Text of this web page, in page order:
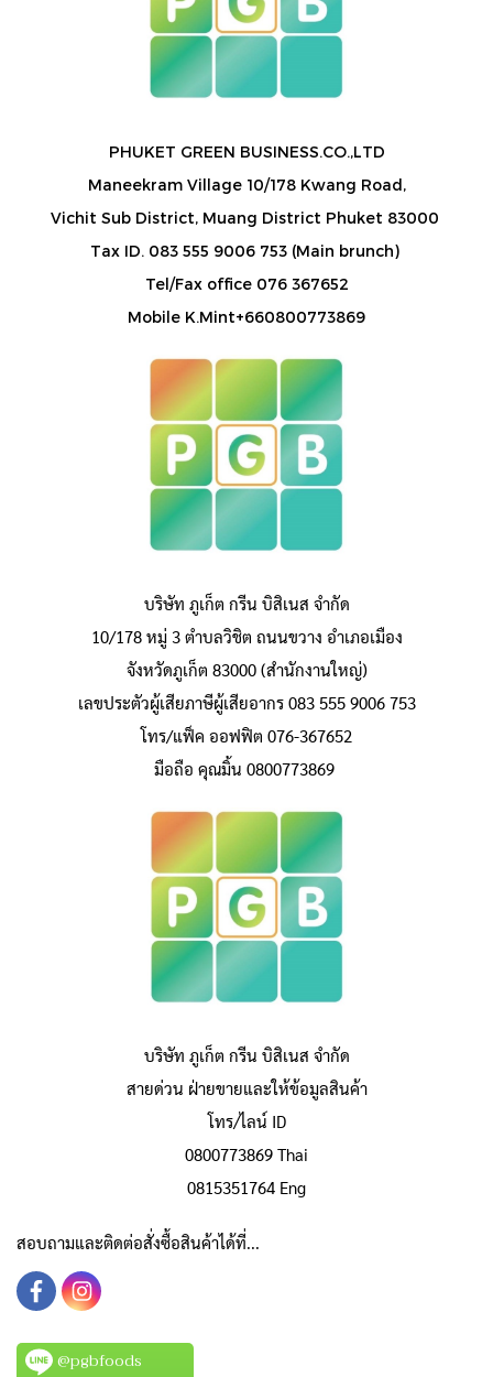
PHUKET GREEN BUSINESS.CO.,LTD
Maneekram Village 10/178 Kwang Road,
Vichit Sub District, Muang District Phuket 83000
Tax ID. 083 555 9006 753 (Main brunch)
Tel/Fax office 076 367652
Mobile K.Mint+660800773869
บริษัท ภูเก็ต กรีน บิสิเนส จำกัด
10/178 หมู่ 3 ตำบลวิชิต ถนนขวาง อำเภอเมือง
จังหวัดภูเก็ต 83000 (สำนักงานใหญ่)
เลขประตัวผู้เสียภาษีผู้เสียอากร 083 555 9006 753
โทร/แฟ็ค ออฟฟิต 076-367652
มือถือ คุณมิ้น 0800773869
บริษัท ภูเก็ต กรีน บิสิเนส จำกัด
สายด่วน ฝ่ายขายและให้ข้อมูลสินค้า
โทร/ไลน์ ID
0800773869 Thai
0815351764 Eng
สอบถามและติดต่อสั่งซื้อสินค้าได้ที่...
@pgbfoods